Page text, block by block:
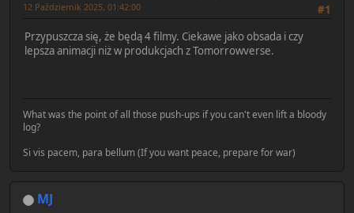
#1
12 Październik 2025, 01:42:00
Przypuszcza się, że będą 4 filmy. Ciekawe jako obsada i czy
lepsza animacji niż w produkcjach z Tomorrowverse.
What was the point of all those push-ups if you can't even lift a bloody
log?
Si vis pacem, para bellum (If you want peace, prepare for war)
MJ